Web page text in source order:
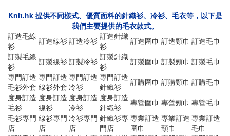
Knit.hk 提供不同樣式、優質面料的針織衫、冷衫、毛衣等，以下是
我們主要提供的毛衣款式。
訂造毛線
衫
訂造線衫訂造冷衫 訂造針織
衫
訂造圍巾 訂造頸巾 訂造毛巾
訂製毛線
衫
訂製線衫訂製冷衫 訂製針織
衫
訂製圍巾 訂製頸巾 訂製毛巾
專門訂造
毛衫外套
專門訂造
線衫外套
專門訂造
冷衫
專門訂造
針織衫
訂購圍巾 訂購頸巾 訂購毛巾
度身訂造
毛衫
度身訂造
線衫
度身訂造
冷衫
度身訂造
針織衫
專營圍巾 專營頸巾 專營毛巾
毛衫專門
店
線衫專門
店
冷衫專門
店
針織衫專
門店
專業訂造
圍巾
專業訂造
頸巾
專業訂造
毛巾